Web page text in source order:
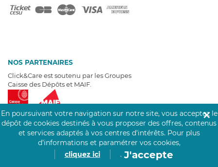
NOS PARTENAIRES
Click&Care est soutenu par les Groupes
Caisse des Dépôts et MAIF.
EXPERTS À VOTRE ÉCOUTE
Un besoin de recrutement ? Click&Care vous accompagne par
En poursuivant votre navigation sur notre site, vous acceptez le
dépôt de cookies destinés à vous proposer des offres, contenus
et services adaptés à vos centres d’intérêts. Pour plus
d’informations et paramétrer vos cookies,
cliquez ici
. J'accepte
✕